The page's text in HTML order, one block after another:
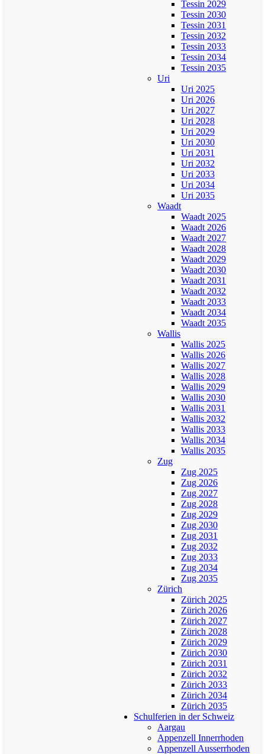
Tessin 2029
Tessin 2030
Tessin 2031
Tessin 2032
Tessin 2033
Tessin 2034
Tessin 2035
Uri
Uri 2025
Uri 2026
Uri 2027
Uri 2028
Uri 2029
Uri 2030
Uri 2031
Uri 2032
Uri 2033
Uri 2034
Uri 2035
Waadt
Waadt 2025
Waadt 2026
Waadt 2027
Waadt 2028
Waadt 2029
Waadt 2030
Waadt 2031
Waadt 2032
Waadt 2033
Waadt 2034
Waadt 2035
Wallis
Wallis 2025
Wallis 2026
Wallis 2027
Wallis 2028
Wallis 2029
Wallis 2030
Wallis 2031
Wallis 2032
Wallis 2033
Wallis 2034
Wallis 2035
Zug
Zug 2025
Zug 2026
Zug 2027
Zug 2028
Zug 2029
Zug 2030
Zug 2031
Zug 2032
Zug 2033
Zug 2034
Zug 2035
Zürich
Zürich 2025
Zürich 2026
Zürich 2027
Zürich 2028
Zürich 2029
Zürich 2030
Zürich 2031
Zürich 2032
Zürich 2033
Zürich 2034
Zürich 2035
Schulferien in der Schweiz
Aargau
Appenzell Innerrhoden
Appenzell Ausserrhoden